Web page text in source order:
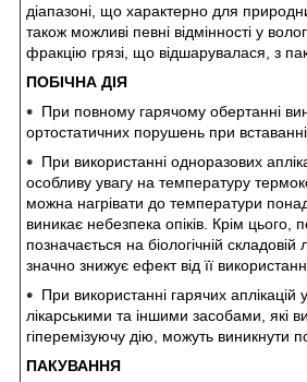
діапазоні, що характерно для
також можливі певні відмінності у
фракцію грязі, що відшарувалася, з
ПОБІЧНА ДІЯ
При повному гарячому обертанні
ортостатичних порушень при
При використанні одноразових
особливу увагу на температуру
можна нагрівати до температури
виникає небезпека опіків. Крім цього,
позначається на біологічній складовій
значно знижує ефект від її
При використанні гарячих аплікацій
лікарськими та іншими засобами, які
гіперемізуючу дію, можуть виникнути
ПАКУВАННЯ